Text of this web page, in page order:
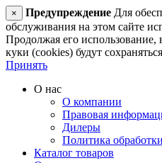
× Предупреждение Для
обслуживания на этом сайте
Продолжая его использование,
куки (cookies) будут
Принять
О нас
О компании
Правовая
Дилеры
Политика
Каталог товаров